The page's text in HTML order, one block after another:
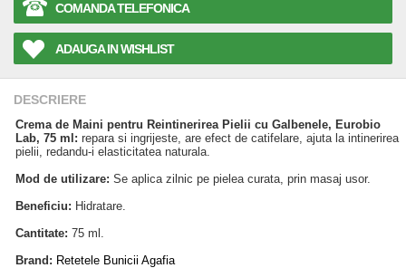
COMANDA TELEFONICA
ADAUGA IN WISHLIST
DESCRIERE
Crema de Maini pentru Reintinerirea Pielii cu Galbenele, Eurobio
Lab, 75 ml: repara si ingrijeste, are efect de catifelare, ajuta la intinerirea
pielii, redandu-i elasticitatea naturala.
Mod de utilizare: Se aplica zilnic pe pielea curata, prin masaj usor.
Beneficiu: Hidratare.
Cantitate: 75 ml.
Brand: Retetele Bunicii Agafia